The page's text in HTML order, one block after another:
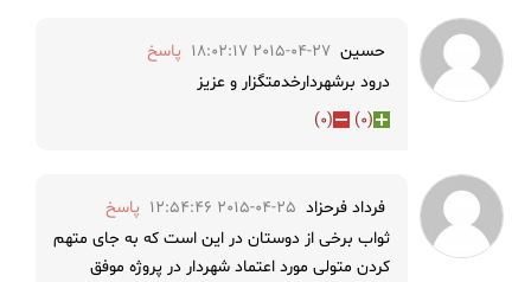
حسین 2015-04-27 18:02:17
پاسخ
درود برشهردارخدمتگزار و عزیز
(
0
)
(
0
)
فرداد فرحزاد 2015-04-25 12:54:46
پاسخ
ثواب برخی از دوستان در این است که به جای متهم
کردن متولی مورد اعتماد شهردار در پروژه موفق